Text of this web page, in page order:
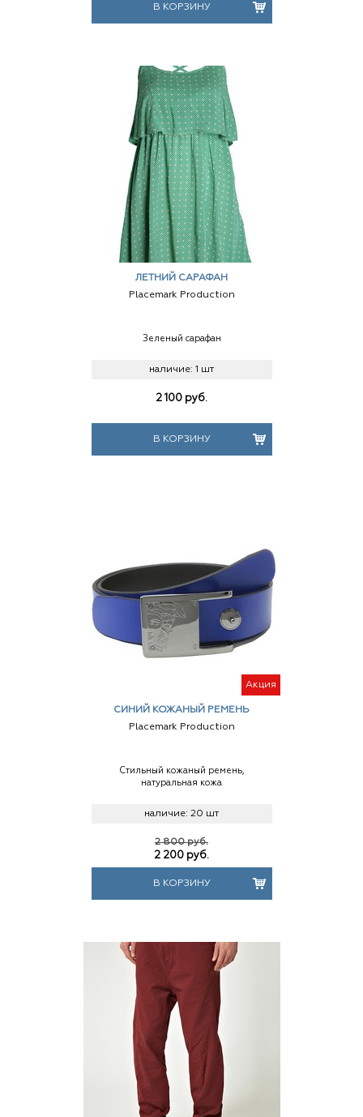
В КОРЗИНУ
ЛЕТНИЙ САРАФАН
Placemark Production
Зеленый сарафан
наличие: 1 шт
2 100 руб.
В КОРЗИНУ
Акция
СИНИЙ КОЖАНЫЙ РЕМЕНЬ
Placemark Production
Стильный кожаный ремень,
натуральная кожа
наличие: 20 шт
2 800 руб.
2 200 руб.
В КОРЗИНУ